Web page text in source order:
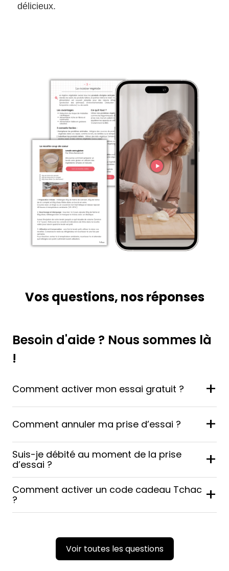
délicieux.
Vos questions, nos réponses
Besoin d'aide ? Nous sommes là
!
Comment activer mon essai gratuit ? +
Comment annuler ma prise d’essai ? +
Suis-je débité au moment de la prise
d’essai ?
+
Comment activer un code cadeau Tchac
?
+
Voir toutes les questions